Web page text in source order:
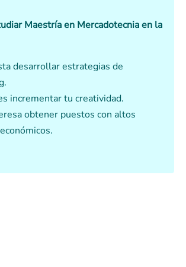
Maestría en Mercadotecnia en la
desarrollar estrategias de
incrementar tu creatividad.
obtener puestos con altos